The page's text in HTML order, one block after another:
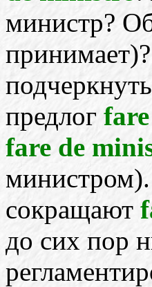
министр?
предлог
fare de
сокращают
до сих пор